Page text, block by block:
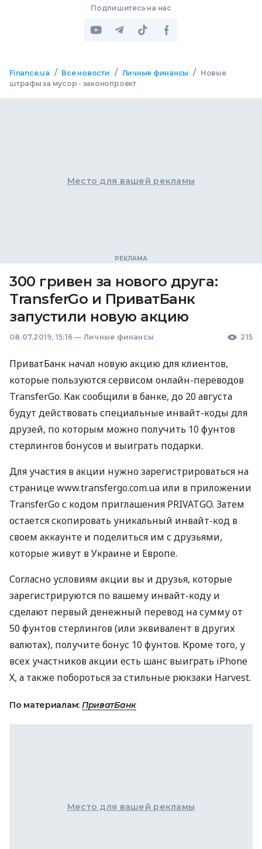
Подпишитесь на нас
Finance.ua / Все новости / Личные финансы /
Новые
штрафы за мусор - законопроект
Место для вашей рекламы
300 гривен за нового друга:
TransferGo и ПриватБанк
запустили новую акцию
08.07.2019, 15:16 — Личные финансы 215
ПриватБанк начал новую акцию для клиентов,
которые пользуются сервисом онлайн-переводов
TransferGo. Как сообщили в банке, до 20 августа
будут действовать специальные инвайт-коды для
друзей, по которым можно получить 10 фунтов
стерлингов бонусов и выиграть подарки.
Для участия в акции нужно зарегистрироваться на
странице www.transfergo.com.ua или в приложении
TransferGo с кодом приглашения PRIVATGO. Затем
остается скопировать уникальный инвайт-код в
своем аккаунте и поделиться им с друзьями,
которые живут в Украине и Европе.
Согласно условиям акции вы и друзья, которые
зарегистрируются по вашему инвайт-коду и
сделают первый денежный перевод на сумму от
50 фунтов стерлингов (или эквивалент в других
валютах), получите бонус 10 фунтов. Кроме того, у
всех участников акции есть шанс выиграть iPhone
Х, а также побороться за стильные рюкзаки Harvest.
По материалам: ПриватБанк
Место для вашей рекламы